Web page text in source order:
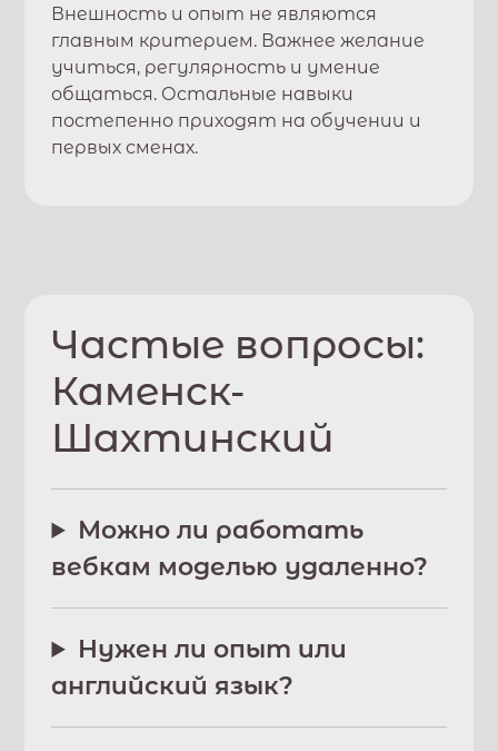
Внешность и опыт не являются
главным критерием. Важнее желание
учиться, регулярность и умение
общаться. Остальные навыки
постепенно приходят на обучении и
первых сменах.
Частые вопросы:
Каменск-
Шахтинский
Можно ли работать
вебкам моделью удаленно?
Нужен ли опыт или
английский язык?